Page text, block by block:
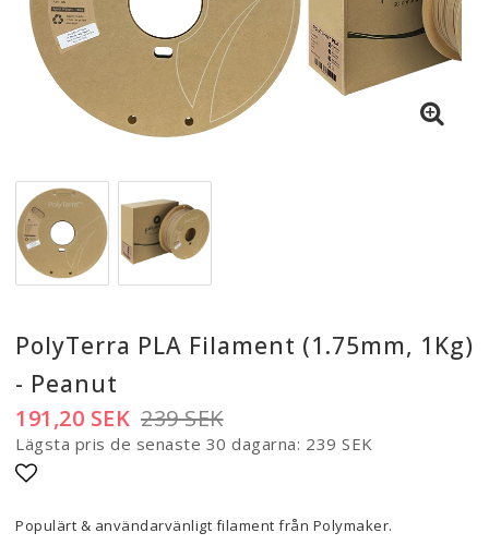
3D-Pennor & Tillbehör
PolyTerra PLA Filament (1.75mm, 1Kg)
- Peanut
239 SEK
191,20 SEK
Lägsta pris de senaste 30 dagarna 239 SEK
Populärt & användarvänligt filament från Polymaker.